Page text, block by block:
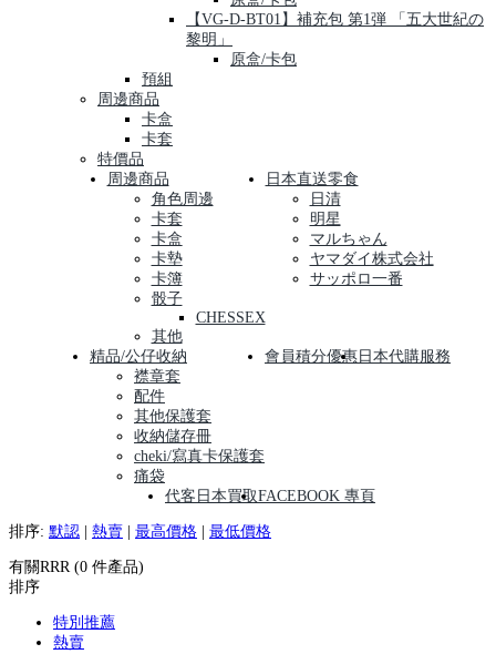
【VG-D-BT01】補充包 第1弾 「五大世紀の
黎明」
原盒/卡包
預組
周邊商品
卡盒
卡套
特價品
周邊商品
角色周邊
卡套
卡盒
卡墊
卡簿
骰子
CHESSEX
其他
日本直送零食
日清
明星
マルちゃん
ヤマダイ株式会社
サッポロ一番
精品/公仔收納
襟章套
配件
其他保護套
收納儲存冊
cheki/寫真卡保護套
痛袋
會員積分優惠 日本代購服務
代客日本買取FACEBOOK 專頁
排序: 默認 熱賣 最高價格 最低價格
有關RRR (0 件產品)
排序
特別推薦
熱賣